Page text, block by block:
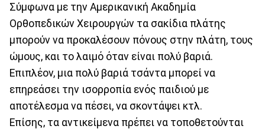
Σύμφωνα με την Αμερικανική Ακαδημία
Ορθοπεδικών Χειρουργών τα σακίδια πλάτης
μπορούν να προκαλέσουν πόνους στην πλάτη, τους
ώμους, και το λαιμό όταν είναι πολύ βαριά.
Επιπλέον, μια πολύ βαριά τσάντα μπορεί να
επηρεάσει την ισορροπία ενός παιδιού με
αποτέλεσμα να πέσει, να σκοντάψει κτλ.
Επίσης, τα αντικείμενα πρέπει να τοποθετούνται